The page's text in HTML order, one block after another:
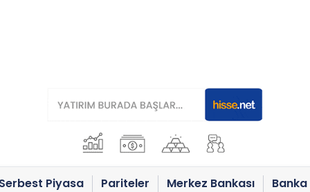
Piyasa Pariteler Merkez Bankası